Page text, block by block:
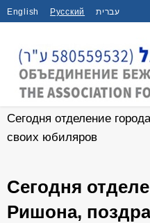
English Русский עברית
Главная / Новости /
Сегодня отделение
своих юбиляров
Сегодня
Ришона,